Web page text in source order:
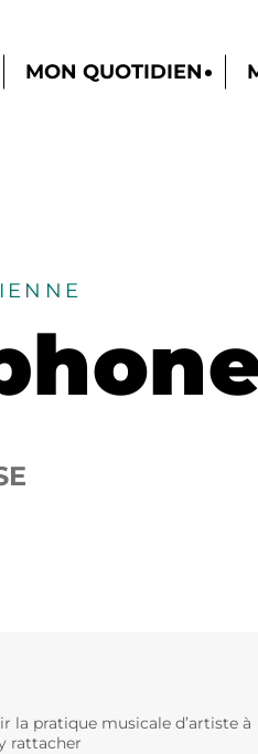
MON QUOTIDIEN
pratique musicale d’artiste à
rattacher